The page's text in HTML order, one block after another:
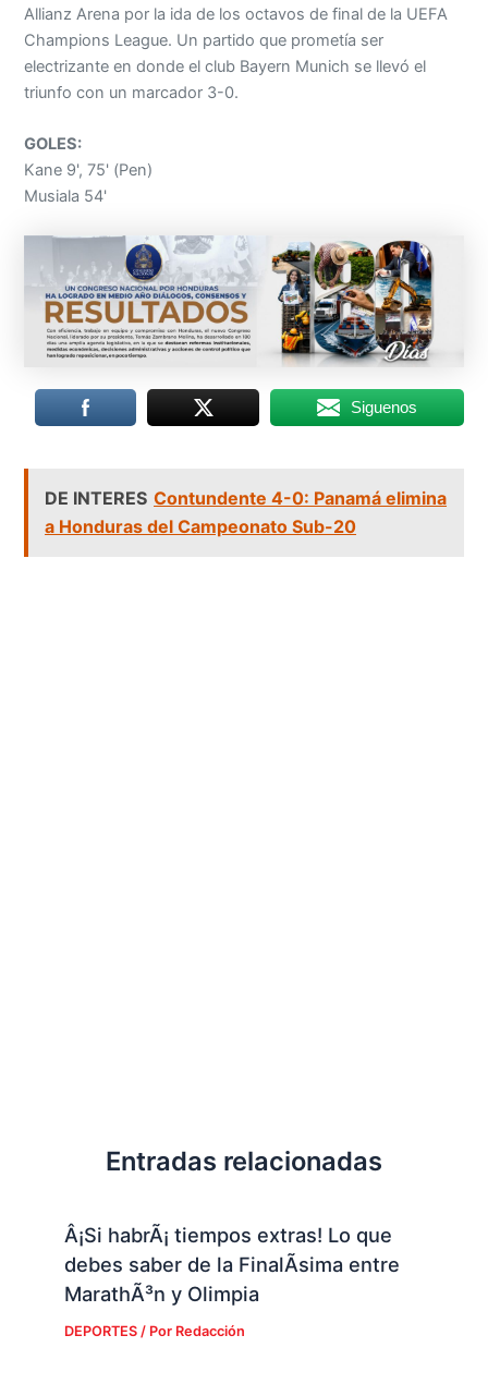
Allianz Arena por la ida de los octavos de final de la UEFA
Champions League. Un partido que prometía ser
electrizante en donde el club Bayern Munich se llevó el
triunfo con un marcador 3-0.
GOLES:
Kane 9', 75' (Pen)
Musiala 54'
Siguenos
DE INTERES Contundente 4-0: Panamá elimina
a Honduras del Campeonato Sub-20
Entradas relacionadas
Â¡Si habrÃ¡ tiempos extras! Lo que
debes saber de la FinalÃ­sima entre
MarathÃ³n y Olimpia
DEPORTES/ Por Redacción